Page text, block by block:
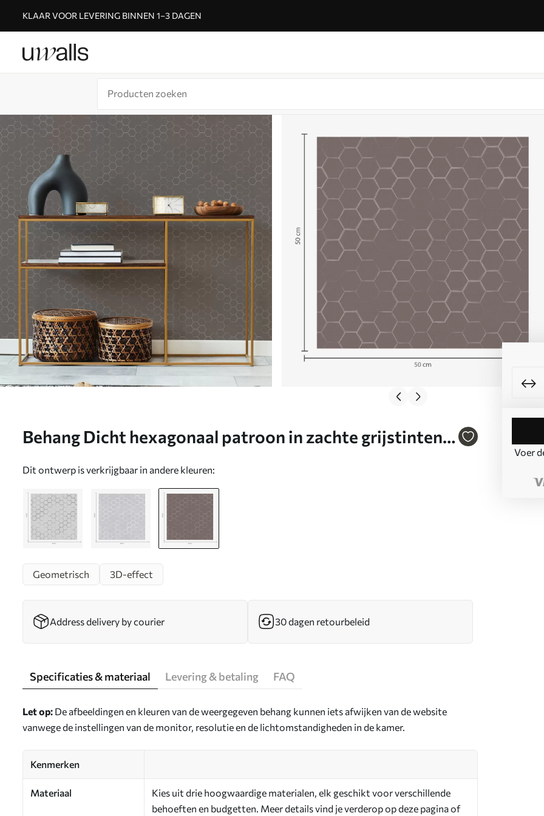
KLAAR VOOR LEVERING BINNEN 1–3 DAGEN
Behang Dicht hexagonaal patroon in zachte grijstinten
Dit ontwerp is verkrijgbaar in andere kleuren:
Voer
Geometrisch 3D-effect
Address delivery by courier 30 dagen retourbeleid
Specificaties & materiaal Levering & betaling FAQ
Let op: De afbeeldingen en kleuren van de weergegeven behang kunnen iets afwijken van de website
vanwege de instellingen van de monitor, resolutie en de lichtomstandigheden in de kamer.
Kenmerken
Materiaal
Kies uit drie hoogwaardige materialen, elk geschikt voor verschillende
behoeften en budgetten. Meer details vind je verderop op deze pagina of